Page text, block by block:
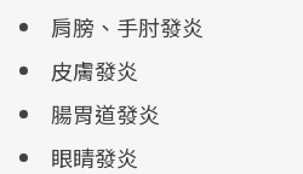
肩膀、手肘發炎
皮膚發炎
腸胃道發炎
眼睛發炎